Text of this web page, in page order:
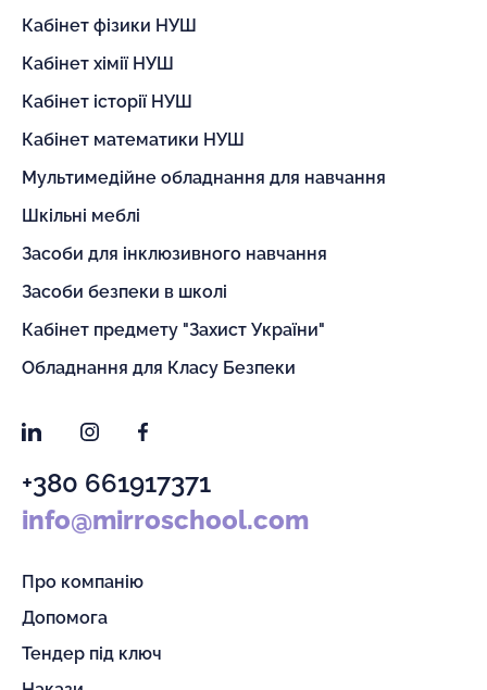
Кабінет фізики НУШ
Кабінет хімії НУШ
Кабінет історії НУШ
Кабінет математики НУШ
Мультимедійне обладнання для навчання
Шкільні меблі
Засоби для інклюзивного навчання
Засоби безпеки в школі
Кабінет предмету "Захист України"
Обладнання для Класу Безпеки
LinkedInInstagramFacebook
+380 661917371
info@mirroschool.com
Про компанію
Допомога
Тендер під ключ